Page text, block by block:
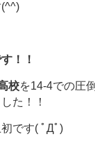
！！
校を14-4での圧
た！！
です( ﾟДﾟ)